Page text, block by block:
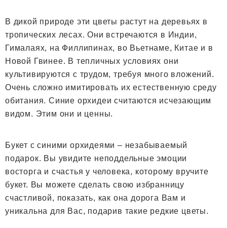
В дикой природе эти цветы растут на деревьях в
тропических лесах. Они встречаются в Индии,
Гималаях, на Филлипинах, во Вьетнаме, Китае и в
Новой Гвинее. В тепличных условиях они
культивируются с трудом, требуя много вложений.
Очень сложно имитировать их естественную среду
обитания. Синие орхидеи считаются исчезающим
видом. Этим они и ценны.
Букет с синими орхидеями – незабываемый
подарок. Вы увидите неподдельные эмоции
восторга и счастья у человека, которому вручите
букет. Вы можете сделать свою избранницу
счастливой, показать, как она дорога Вам и
уникальна для Вас, подарив такие редкие цветы.